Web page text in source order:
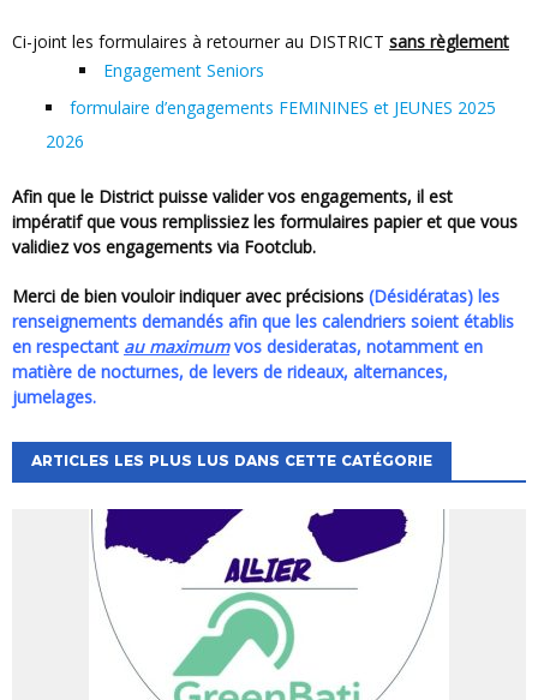
Ci-joint les formulaires à retourner au DISTRICT sans règlement
Engagement Seniors
formulaire d’engagements FEMININES et JEUNES 2025
2026
Afin que le District puisse valider vos engagements, il est
impératif que vous remplissiez les formulaires papier et que vous
validiez vos engagements via Footclub.
Merci de bien vouloir indiquer avec précisions (Désidératas) les
renseignements demandés afin que les calendriers soient établis
en respectant au maximumvos desideratas, notamment en
matière de nocturnes, de levers de rideaux, alternances,
jumelages.
ARTICLES LES PLUS LUS DANS CETTE CATÉGORIE